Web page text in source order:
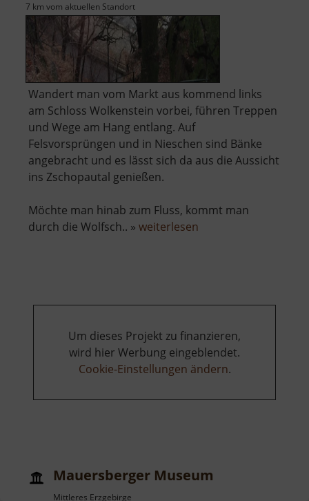
7 km vom aktuellen Standort
Wandert man vom Markt aus kommend links
am Schloss Wolkenstein vorbei, führen Treppen
und Wege am Hang entlang. Auf
Felsvorsprüngen und in Nieschen sind Bänke
angebracht und es lässt sich da aus die Aussicht
ins Zschopautal genießen.
Möchte man hinab zum Fluss, kommt man
durch die Wolfsch.. » weiterlesen
Um dieses Projekt zu finanzieren,
wird hier Werbung eingeblendet.
Cookie-Einstellungen ändern.
Mauersberger Museum
Mittleres Erzgebirge